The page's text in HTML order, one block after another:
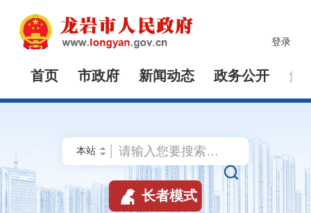
登录
首页 市政府 新闻动态 政务公开 解

 长者模式